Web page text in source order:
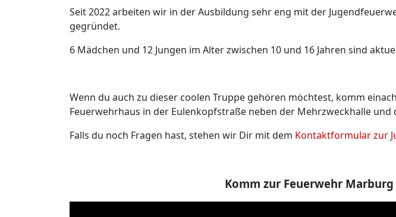
Seit 2022 arbeiten wir in der Ausbildung sehr eng mit der
gegründet.
6 Mädchen und 12 Jungen im Alter zwischen 10 und 16 Jahren sind
Wenn du auch zu dieser coolen Truppe gehören möchtest, komm
Feuerwehrhaus in der Eulenkopfstraße neben der Mehrzweckhalle und
Falls du noch Fragen hast, stehen wir Dir mit dem Kontaktformular zur
Komm zur Feuerwehr